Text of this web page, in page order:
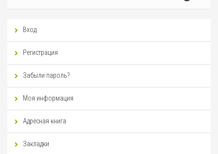
Вход
Регистрация
Забыли пароль?
Моя информация
Адресная книга
Закладки